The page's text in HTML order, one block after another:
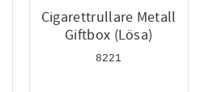
Cigarettrullare Metall
Giftbox (Lösa)
8221